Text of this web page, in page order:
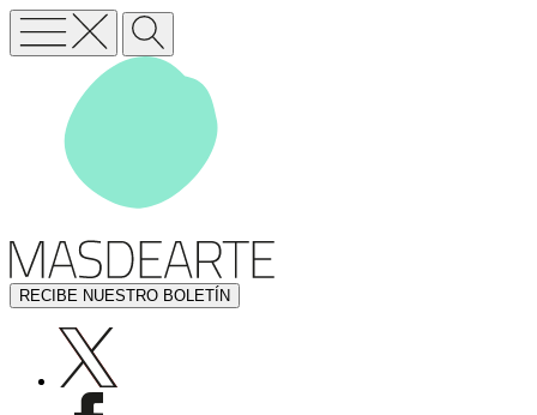
RECIBE NUESTRO BOLETÍN